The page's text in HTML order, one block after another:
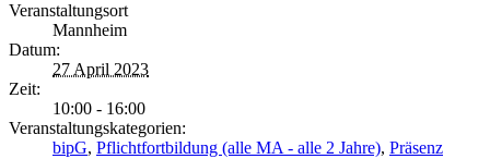
Veranstaltungsort
Mannheim
Datum:
27 April 2023
Zeit:
10:00 - 16:00
Veranstaltungskategorien:
bipG, Pflichtfortbildung (alle MA - alle 2 Jahre), Präsenz